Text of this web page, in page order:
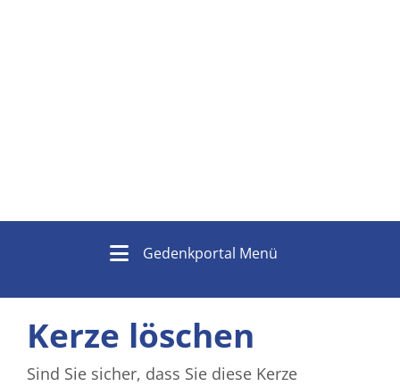
Gedenkportal Menü
Kerze löschen
Sind Sie sicher, dass Sie diese Kerze